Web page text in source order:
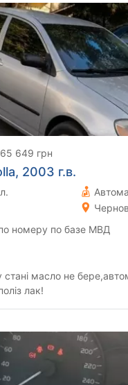
649 грн
2003 г.в.
номеру по базе МВД
стані масло не
лак!